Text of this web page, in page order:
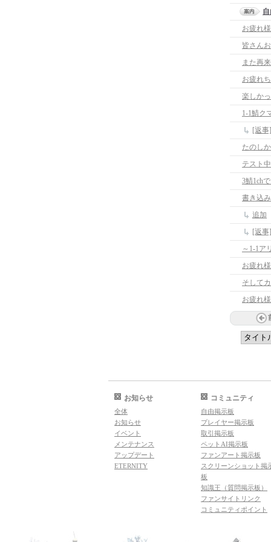
お疲れ
皆さん
また再
お疲れ
楽しか
1-1鯖ク
[返
たのし
テスト
3鯖1ch
書き込
追加
[返
～1-1ア
お疲れ
そして
お知らせ
全体
お知らせ
イベント
メンテナンス
アップデート
ETERNITY
コミュニティ
自由掲示板
プレイヤー掲示板
取引掲示板
ペットAI掲示板
ファンアート掲示板
スクリーンショット掲
板
知識王（質問掲示板）
ファンサイトリンク
コミュニティポイント